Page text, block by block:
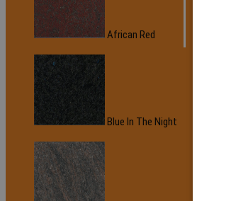
African Red
Blue In The Night